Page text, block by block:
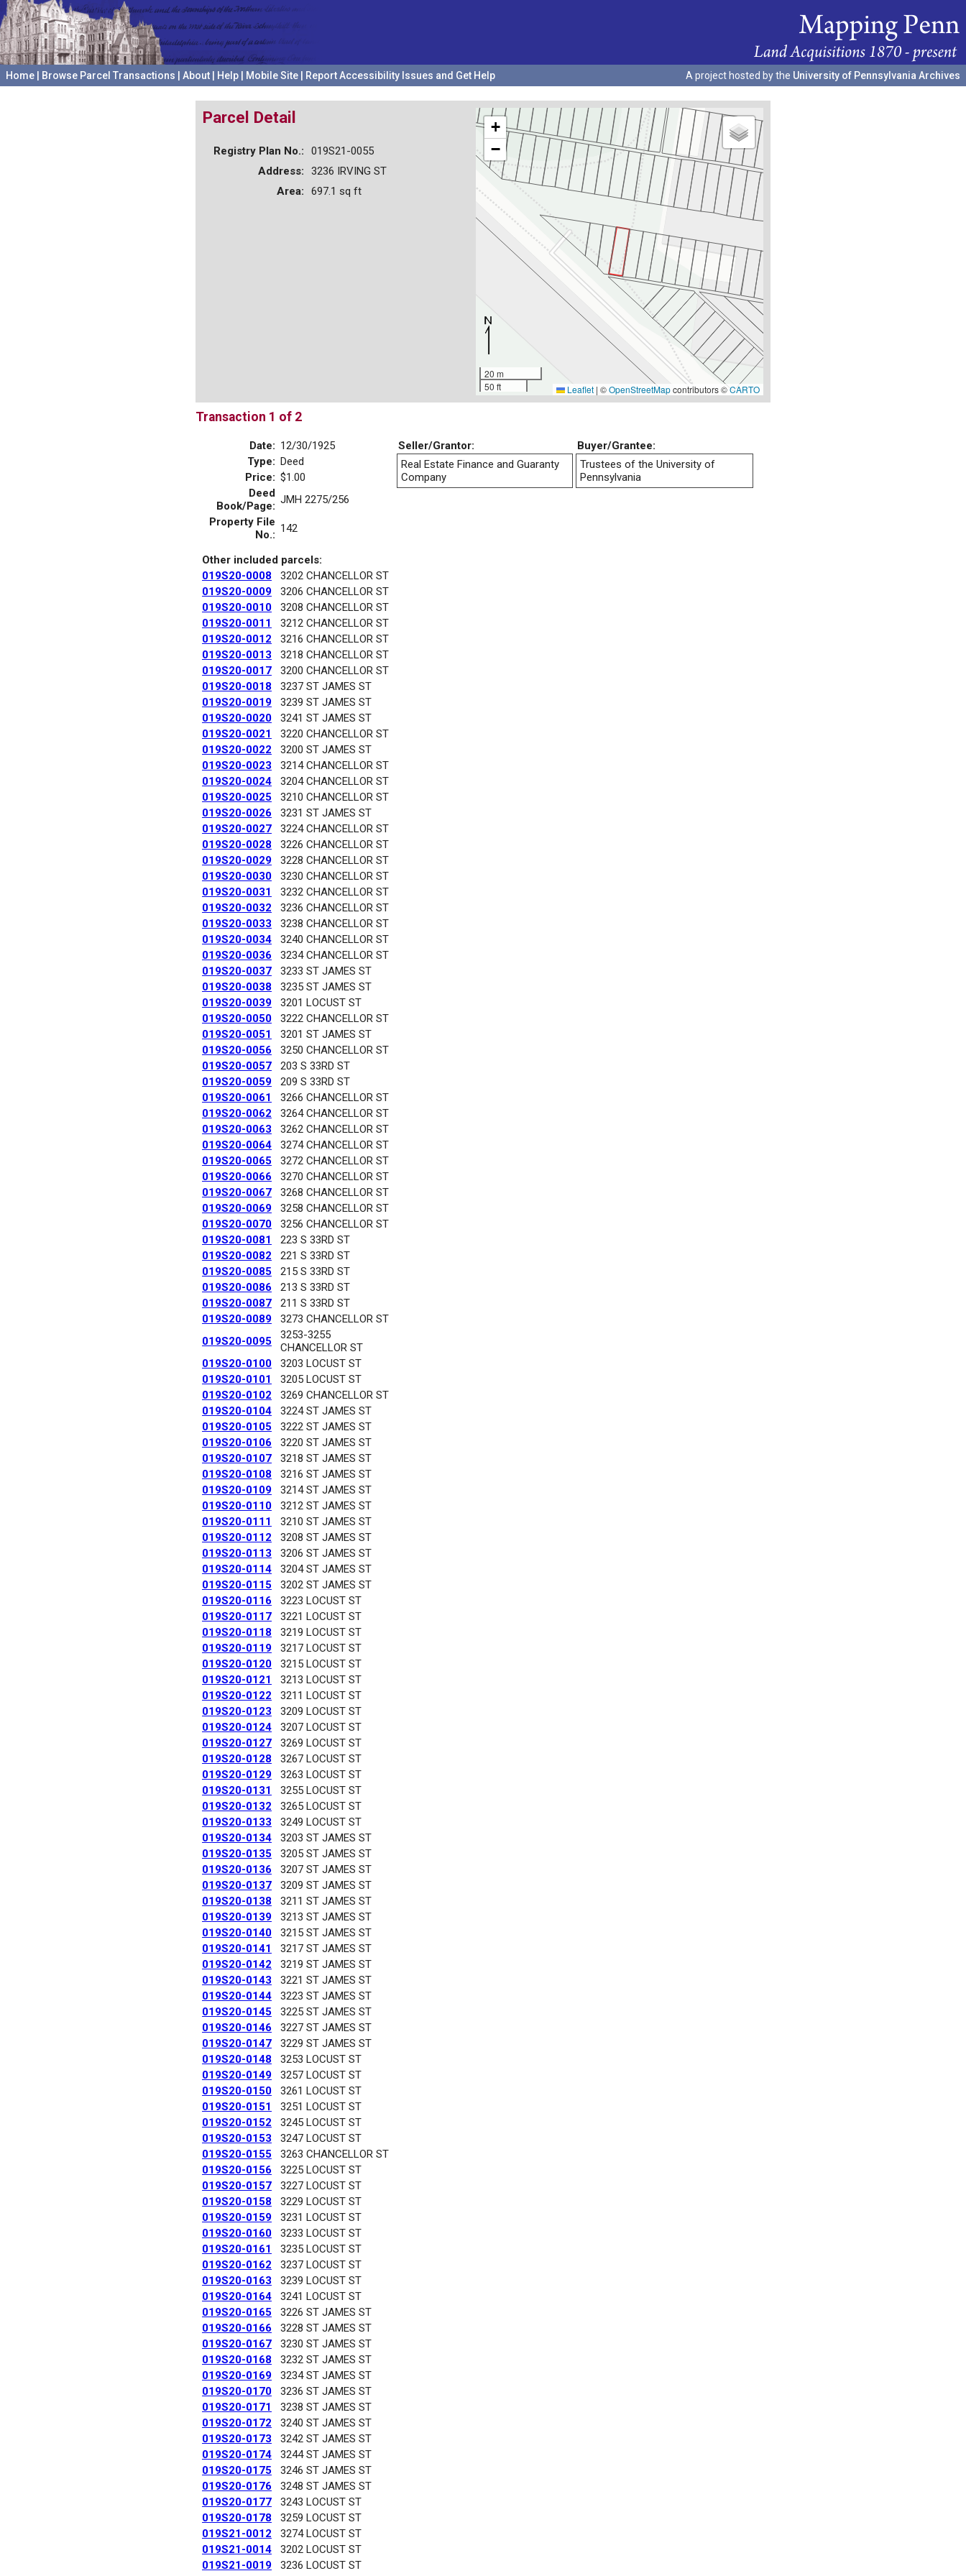
Home Browse Parcel Transactions About Help Mobile Site Report Accessibility Issues and Get Help A project hosted by the University of Pennsylvania Archives
+
−
20 m
50 ft
Leaflet | ©OpenStreetMapcontributors ©CARTO
Parcel Detail
Registry Plan No.:
019S21-0055
Address:
3236 IRVING ST
Area:
697.1 sq ft
Transaction 1 of 2
Date: 12/30/1925
Type: Deed
Price: $1.00
Deed
Book/Page: JMH 2275/256
Property File
No.: 142
Other included parcels:
019S20-0008
3202 CHANCELLOR ST
019S20-0009
3206 CHANCELLOR ST
019S20-0010
3208 CHANCELLOR ST
019S20-0011
3212 CHANCELLOR ST
019S20-0012
3216 CHANCELLOR ST
019S20-0013
3218 CHANCELLOR ST
019S20-0017
3200 CHANCELLOR ST
019S20-0018
3237 ST JAMES ST
019S20-0019
3239 ST JAMES ST
019S20-0020
3241 ST JAMES ST
019S20-0021
3220 CHANCELLOR ST
019S20-0022
3200 ST JAMES ST
019S20-0023
3214 CHANCELLOR ST
019S20-0024
3204 CHANCELLOR ST
019S20-0025
3210 CHANCELLOR ST
019S20-0026
3231 ST JAMES ST
019S20-0027
3224 CHANCELLOR ST
019S20-0028
3226 CHANCELLOR ST
019S20-0029
3228 CHANCELLOR ST
019S20-0030
3230 CHANCELLOR ST
019S20-0031
3232 CHANCELLOR ST
019S20-0032
3236 CHANCELLOR ST
019S20-0033
3238 CHANCELLOR ST
019S20-0034
3240 CHANCELLOR ST
019S20-0036
3234 CHANCELLOR ST
019S20-0037
3233 ST JAMES ST
019S20-0038
3235 ST JAMES ST
019S20-0039
3201 LOCUST ST
019S20-0050
3222 CHANCELLOR ST
019S20-0051
3201 ST JAMES ST
019S20-0056
3250 CHANCELLOR ST
019S20-0057
203 S 33RD ST
019S20-0059
209 S 33RD ST
019S20-0061
3266 CHANCELLOR ST
019S20-0062
3264 CHANCELLOR ST
019S20-0063
3262 CHANCELLOR ST
019S20-0064
3274 CHANCELLOR ST
019S20-0065
3272 CHANCELLOR ST
019S20-0066
3270 CHANCELLOR ST
019S20-0067
3268 CHANCELLOR ST
019S20-0069
3258 CHANCELLOR ST
019S20-0070
3256 CHANCELLOR ST
019S20-0081
223 S 33RD ST
019S20-0082
221 S 33RD ST
019S20-0085
215 S 33RD ST
019S20-0086
213 S 33RD ST
019S20-0087
211 S 33RD ST
019S20-0089
3273 CHANCELLOR ST
019S20-0095
3253-3255
CHANCELLOR ST
019S20-0100
3203 LOCUST ST
019S20-0101
3205 LOCUST ST
019S20-0102
3269 CHANCELLOR ST
019S20-0104
3224 ST JAMES ST
019S20-0105
3222 ST JAMES ST
019S20-0106
3220 ST JAMES ST
019S20-0107
3218 ST JAMES ST
019S20-0108
3216 ST JAMES ST
019S20-0109
3214 ST JAMES ST
019S20-0110
3212 ST JAMES ST
019S20-0111
3210 ST JAMES ST
019S20-0112
3208 ST JAMES ST
019S20-0113
3206 ST JAMES ST
019S20-0114
3204 ST JAMES ST
019S20-0115
3202 ST JAMES ST
019S20-0116
3223 LOCUST ST
019S20-0117
3221 LOCUST ST
019S20-0118
3219 LOCUST ST
019S20-0119
3217 LOCUST ST
019S20-0120
3215 LOCUST ST
019S20-0121
3213 LOCUST ST
019S20-0122
3211 LOCUST ST
019S20-0123
3209 LOCUST ST
019S20-0124
3207 LOCUST ST
019S20-0127
3269 LOCUST ST
019S20-0128
3267 LOCUST ST
019S20-0129
3263 LOCUST ST
019S20-0131
3255 LOCUST ST
019S20-0132
3265 LOCUST ST
019S20-0133
3249 LOCUST ST
019S20-0134
3203 ST JAMES ST
019S20-0135
3205 ST JAMES ST
019S20-0136
3207 ST JAMES ST
019S20-0137
3209 ST JAMES ST
019S20-0138
3211 ST JAMES ST
019S20-0139
3213 ST JAMES ST
019S20-0140
3215 ST JAMES ST
019S20-0141
3217 ST JAMES ST
019S20-0142
3219 ST JAMES ST
019S20-0143
3221 ST JAMES ST
019S20-0144
3223 ST JAMES ST
019S20-0145
3225 ST JAMES ST
019S20-0146
3227 ST JAMES ST
019S20-0147
3229 ST JAMES ST
019S20-0148
3253 LOCUST ST
019S20-0149
3257 LOCUST ST
019S20-0150
3261 LOCUST ST
019S20-0151
3251 LOCUST ST
019S20-0152
3245 LOCUST ST
019S20-0153
3247 LOCUST ST
019S20-0155
3263 CHANCELLOR ST
019S20-0156
3225 LOCUST ST
019S20-0157
3227 LOCUST ST
019S20-0158
3229 LOCUST ST
019S20-0159
3231 LOCUST ST
019S20-0160
3233 LOCUST ST
019S20-0161
3235 LOCUST ST
019S20-0162
3237 LOCUST ST
019S20-0163
3239 LOCUST ST
019S20-0164
3241 LOCUST ST
019S20-0165
3226 ST JAMES ST
019S20-0166
3228 ST JAMES ST
019S20-0167
3230 ST JAMES ST
019S20-0168
3232 ST JAMES ST
019S20-0169
3234 ST JAMES ST
019S20-0170
3236 ST JAMES ST
019S20-0171
3238 ST JAMES ST
019S20-0172
3240 ST JAMES ST
019S20-0173
3242 ST JAMES ST
019S20-0174
3244 ST JAMES ST
019S20-0175
3246 ST JAMES ST
019S20-0176
3248 ST JAMES ST
019S20-0177
3243 LOCUST ST
019S20-0178
3259 LOCUST ST
019S21-0012
3274 LOCUST ST
019S21-0014
3202 LOCUST ST
019S21-0019
3236 LOCUST ST
Seller/Grantor:
Buyer/Grantee:
Real Estate Finance and Guaranty
Company
Trustees of the University of
Pennsylvania